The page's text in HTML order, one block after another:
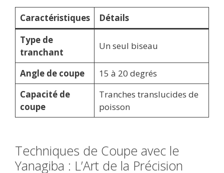
Caractéristiques
Détails
Type de
tranchant
Un seul biseau
Angle de coupe
15 à 20 degrés
Capacité de
coupe
Tranches translucides de
poisson
Techniques de Coupe avec le
Yanagiba : L’Art de la Précision